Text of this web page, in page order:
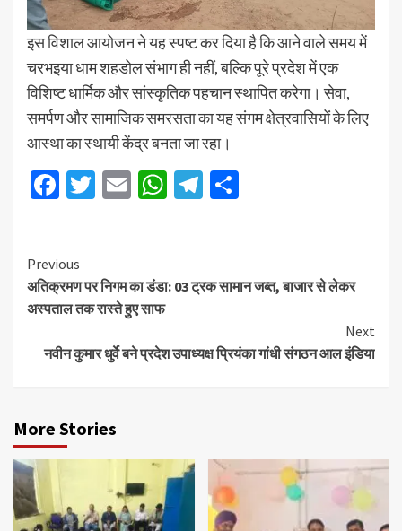
इस विशाल आयोजन ने यह स्पष्ट कर दिया है कि आने वाले समय में
चरभइया धाम शहडोल संभाग ही नहीं, बल्कि पूरे प्रदेश में एक
विशिष्ट धार्मिक और सांस्कृतिक पहचान स्थापित करेगा। सेवा,
समर्पण और सामाजिक समरसता का यह संगम क्षेत्रवासियों के लिए
आस्था का स्थायी केंद्र बनता जा रहा।
Facebook
Twitter
EmailWhatsApp
Telegram
Previous
अतिक्रमण पर निगम का डंडा: 03 ट्रक सामान जब्त, बाजार से लेकर
अस्पताल तक रास्ते हुए साफ
Next
नवीन कुमार धुर्वे बने प्रदेश उपाध्यक्ष प्रियंका गांधी संगठन आल इंडिया
More Stories